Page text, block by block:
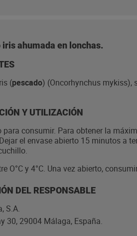
iris ahumada en lonchas.
(pescado) (Oncorhynchus mykiss),
Y UTILIZACIÓN
para consumir. Para obtener la
el envase abierto 15 minutos a
O°C y 4°C. Una vez abierto,
DEL RESPONSABLE
S.A.
30, 29004 Málaga, España.